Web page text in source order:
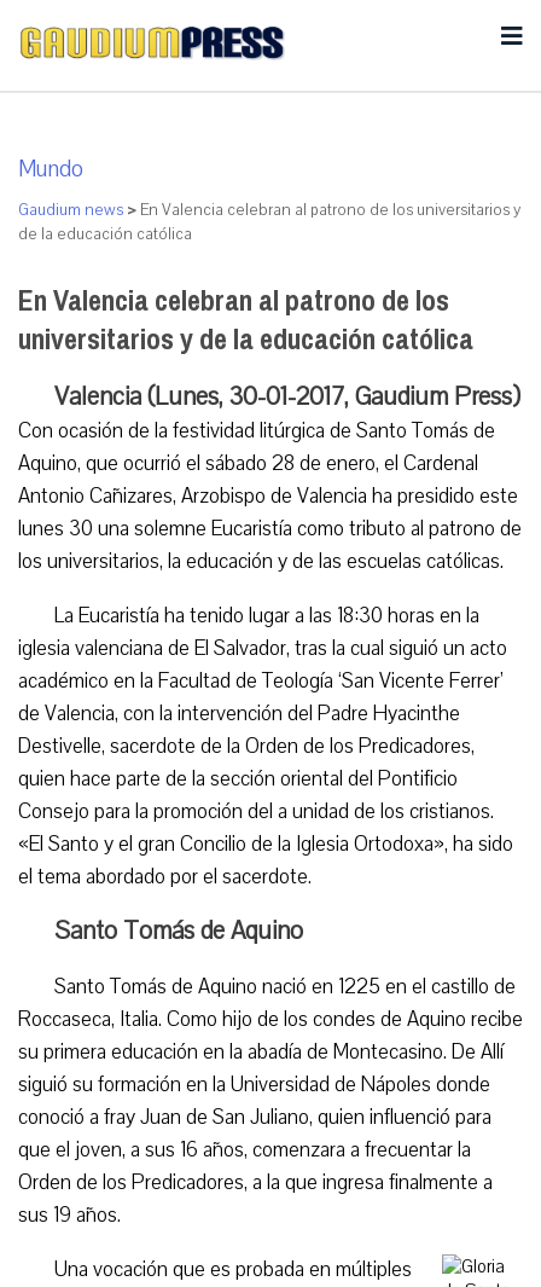
Mundo
Gaudium news > En Valencia celebran al patrono de los universitarios y
de la educación católica
En Valencia celebran al patrono de los
universitarios y de la educación católica
Valencia (Lunes, 30-01-2017, Gaudium Press)
Con ocasión de la festividad litúrgica de Santo Tomás de
Aquino, que ocurrió el sábado 28 de enero, el Cardenal
Antonio Cañizares, Arzobispo de Valencia ha presidido este
lunes 30 una solemne Eucaristía como tributo al patrono de
los universitarios, la educación y de las escuelas católicas.
La Eucaristía ha tenido lugar a las 18:30 horas en la
iglesia valenciana de El Salvador, tras la cual siguió un acto
académico en la Facultad de Teología ‘San Vicente Ferrer’
de Valencia, con la intervención del Padre Hyacinthe
Destivelle, sacerdote de la Orden de los Predicadores,
quien hace parte de la sección oriental del Pontificio
Consejo para la promoción del a unidad de los cristianos.
«El Santo y el gran Concilio de la Iglesia Ortodoxa», ha sido
el tema abordado por el sacerdote.
Santo Tomás de Aquino
Santo Tomás de Aquino nació en 1225 en el castillo de
Roccaseca, Italia. Como hijo de los condes de Aquino recibe
su primera educación en la abadía de Montecasino. De Allí
siguió su formación en la Universidad de Nápoles donde
conoció a fray Juan de San Juliano, quien influenció para
que el joven, a sus 16 años, comenzara a frecuentar la
Orden de los Predicadores, a la que ingresa finalmente a
sus 19 años.
Una vocación que es probada en múltiples